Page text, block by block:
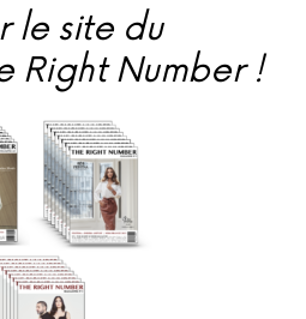
le site du
Right Number !